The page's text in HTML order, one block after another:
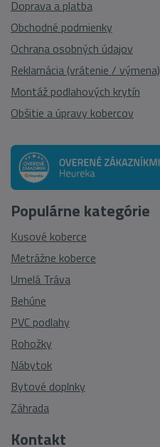
Doprava a platba
Obchodné podmienky
Ochrana osobných údajov
Reklamácia (vrátenie / výmena)
Montáž podlahových krytín
Obšitie a úpravy kobercov
Populárne kategórie
Kusové koberce
Metrážne koberce
Umelá Tráva
Behúne
PVC podlahy
Rohožky
Nábytok
Bytové doplnky
Záhrada
Kontakt